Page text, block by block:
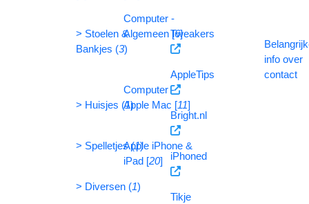
> Stoelen &
Bankjes (3)
> Huisjes (1)
> Spelletjes (1)
> Diversen (1)
Computer -
Algemeen [6]
Computer -
Apple Mac [11]
Apple iPhone &
iPad [20]
Tweakers
AppleTips
Bright.nl
iPhoned
Tikje
info over
contact